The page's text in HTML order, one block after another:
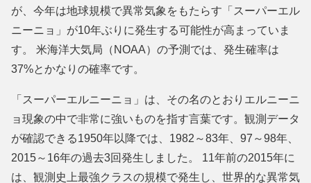
が、今年は地球規模で異常気象をもたらす「スーパーエル
ニーニョ」が10年ぶりに発生する可能性が高まっていま
す。 米海洋大気局（NOAA）の予測では、発生確率は
37%とかなりの確率です。
「スーパーエルニーニョ」は、その名のとおりエルニーニ
ョ現象の中で非常に強いものを指す言葉です。観測データ
が確認できる1950年以降では、1982～83年、97～98年、
2015～16年の過去3回発生しました。 11年前の2015年に
は、観測史上最強クラスの規模で発生し、世界的な異常気